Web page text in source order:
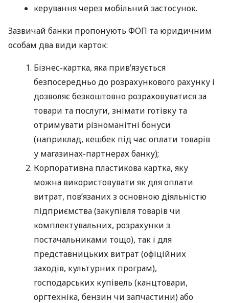
керування через мобільний застосунок.
Зазвичай банки пропонують ФОП та юридичним
особам два види карток:
Бізнес-картка, яка прив’язується
безпосередньо до розрахункового рахунку і
дозволяє безкоштовно розраховуватися за
товари та послуги, знімати готівку та
отримувати різноманітні бонуси
(наприклад, кешбек під час оплати товарів
у магазинах-партнерах банку);
Корпоративна пластикова картка, яку
можна використовувати як для оплати
витрат, пов’язаних з основною діяльністю
підприємства (закупівля товарів чи
комплектувальних, розрахунки з
постачальниками тощо), так і для
представницьких витрат (офіційних
заходів, культурних програм),
господарських купівель (канцтовари,
оргтехніка, бензин чи запчастини) або